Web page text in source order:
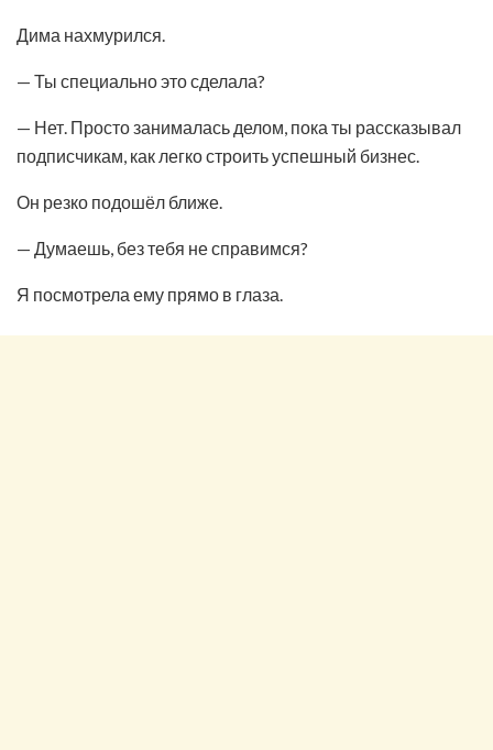
Дима нахмурился.
— Ты специально это сделала?
— Нет. Просто занималась делом, пока ты рассказывал
подписчикам, как легко строить успешный бизнес.
Он резко подошёл ближе.
— Думаешь, без тебя не справимся?
Я посмотрела ему прямо в глаза.